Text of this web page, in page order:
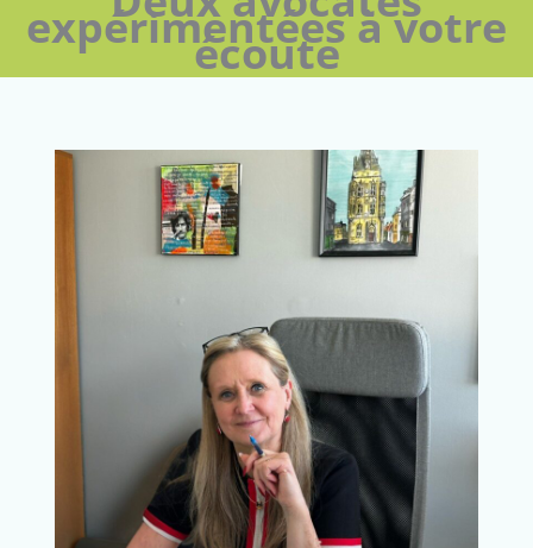
expérimentées à votre
écoute